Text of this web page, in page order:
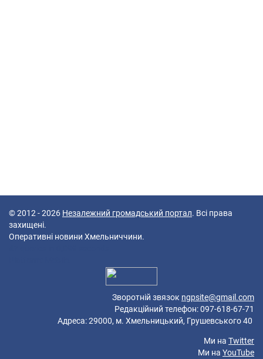
© 2012 - 2026 Незалежний громадський портал. Всі права
захищені.
Оперативні новини Хмельниччини.
Зворотній звязок ngpsite@gmail.com
Редакційний телефон: 097-618-67-71
Адреса: 29000, м. Хмельницький, Грушевського 40
Ми на Twitter
Ми на YouTube